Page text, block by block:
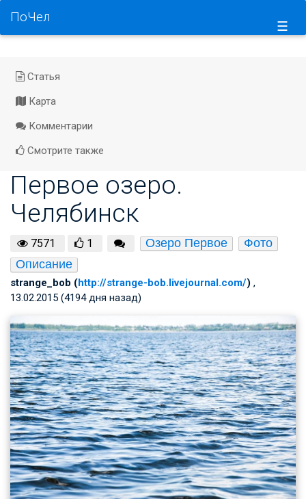
☰
ПоЧел
Статья
Карта
Комментарии
Смотрите также
Первое озеро.
Челябинск
7571 1 Озеро Первое
Фото
Описание
strange_bob (http://strange-bob.livejournal.com/) ,
13.02.2015 (4194 дня назад)